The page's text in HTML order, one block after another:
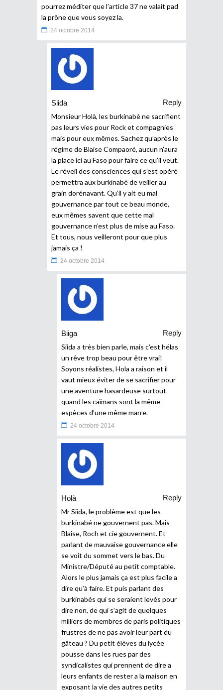
pourrez méditer que l’article 37 ne valait pad
la prône que vous soyez la.
24 octobre 2014
Siida
Reply
Monsieur Holà, les burkinabè ne sacrifient
pas leurs vies pour Rock et compagnies
mais pour eux mêmes. Sachez qu’après le
régime de Blaise Compaoré, aucun n’aura
la place ici au Faso pour faire ce qu’il veut.
Le réveil des consciences qui s’est opéré
permettra aux burkinabè de veiller au
grain dorénavant. Qu’il y ait eu mal
gouvernance par tout ce beau monde,
eux mêmes savent que cette mal
gouvernance n’est plus de mise au Faso.
Et tous, nous veilleront pour que plus
jamais ça !
24 octobre 2014
Biiga
Reply
Siida a très bien parle, mais c’est hélas
un rêve trop beau pour être vrai!
Soyons réalistes, Hola a raison et il
vaut mieux éviter de se sacrifier pour
une aventure hasardeuse surtout
quand les caïmans sont la même
espèces d’une même marre.
24 octobre 2014
Holà
Reply
Mr Siida, le problème est que les
burkinabé ne gouvernent pas. Mais
Blaise, Roch et cie gouvernent. Et
parlant de mauvaise gouvernance elle
se voit du sommet vers le bas. Du
Ministre/Député au petit comptable.
Alors le plus jamais ça est plus facile a
dire qu’à faire. Et puis parlant des
burkinabés qui se seraient levés pour
dire non, de qui s’agit de quelques
milliers de membres de paris politiques
frustres de ne pas avoir leur part du
gâteau ? Du petit élèves du lycée
pousse dans les rues par des
syndicalistes qui prennent de dire a
leurs enfants de rester a la maison en
exposant la vie des autres petits